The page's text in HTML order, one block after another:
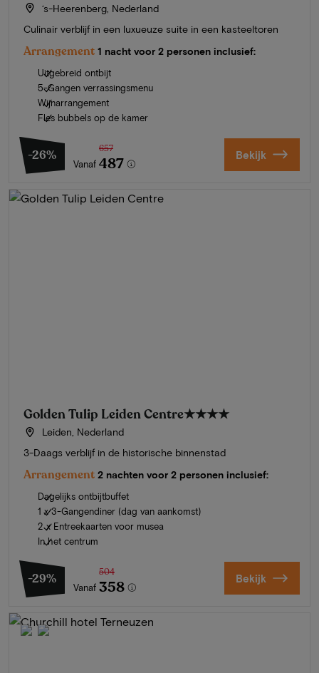
‘s-Heerenberg, Nederland
Culinair verblijf in een luxueuze suite in een kasteeltoren
Arrangement 1 nacht voor 2 personen inclusief:
Uitgebreid ontbijt
5-Gangen verrassingsmenu
Wijnarrangement
Fles bubbels op de kamer
-26%
Vanaf
657
487 Bekijk
Golden Tulip Leiden Centre★★★★
Leiden, Nederland
3-Daags verblijf in de historische binnenstad
Arrangement 2 nachten voor 2 personen inclusief:
Dagelijks ontbijtbuffet
1 x 3-Gangendiner (dag van aankomst)
2 x Entreekaarten voor musea
In het centrum
-29%
Vanaf
504
358 Bekijk